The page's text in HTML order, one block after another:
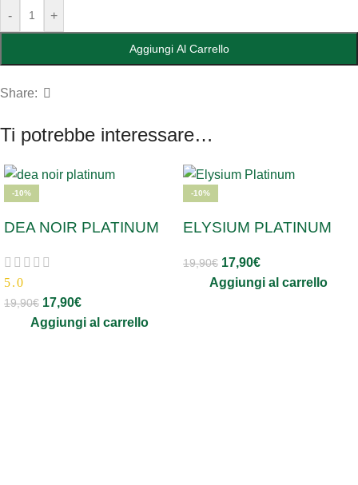
- +
Aggiungi Al Carrello
Share:
Ti potrebbe interessare…
-10%
DEA NOIR PLATINUM
5.0
19,90€ 17,90€
Aggiungi al carrello
-10%
ELYSIUM PLATINUM
19,90€ 17,90€
Aggiungi al carrello